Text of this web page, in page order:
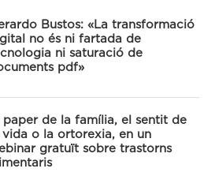
Bustos: «La transformació
no és ni fartada de
ni saturació de
pdf»
paper de la família, el sentit de
vida o la ortorexia, en un
gratuït sobre trastorns